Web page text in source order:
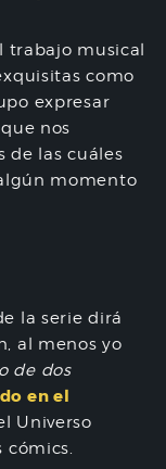
trabajo musical
como
expresar
nos
de las cuáles
momento
la serie dirá
al menos yo
de dos
en el
Universo
cómics.